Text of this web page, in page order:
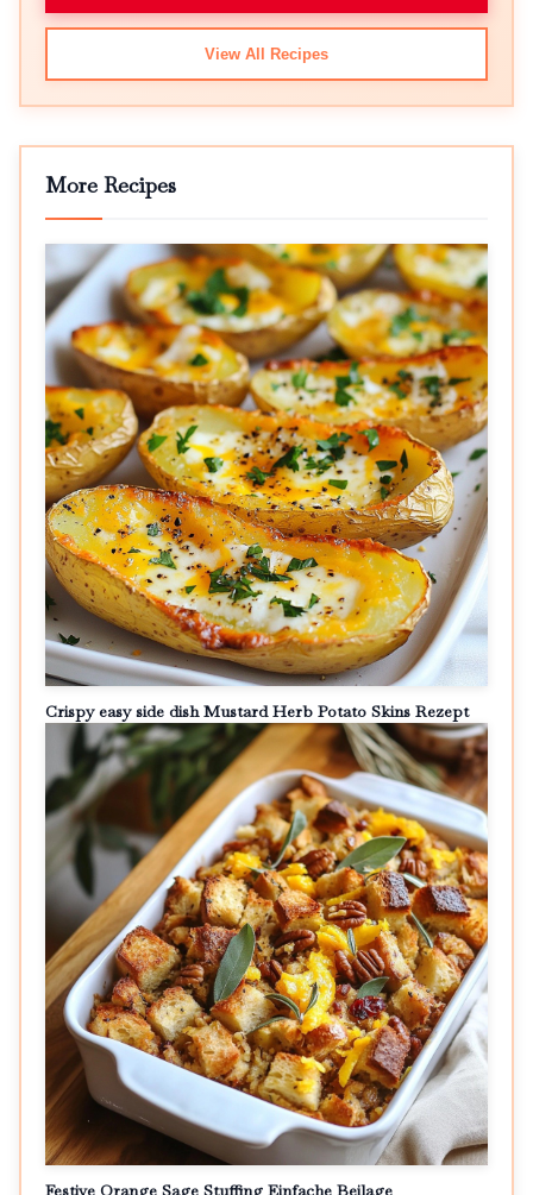
View All Recipes
More Recipes
Crispy easy side dish Mustard Herb Potato Skins Rezept
Festive Orange Sage Stuffing Einfache Beilage